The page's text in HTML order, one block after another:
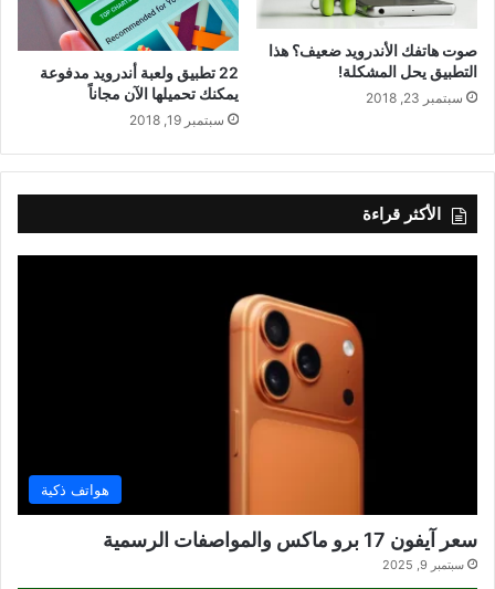
صوت هاتفك الأندرويد ضعيف؟ هذا
التطبيق يحل المشكلة!
سبتمبر 23, 2018
22 تطبيق ولعبة أندرويد مدفوعة
يمكنك تحميلها الآن مجاناً
سبتمبر 19, 2018
الأكثر قراءة
هواتف ذكية
سعر آيفون 17 برو ماكس والمواصفات الرسمية
سبتمبر 9, 2025